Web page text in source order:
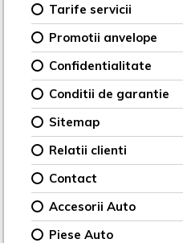
Tarife servicii
Promotii anvelope
Confidentialitate
Conditii de garantie
Sitemap
Relatii clienti
Contact
Accesorii Auto
Piese Auto